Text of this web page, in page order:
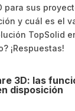
para sus
y cuál es el
TopSolid
¡Respuestas!
3D: las
disposición